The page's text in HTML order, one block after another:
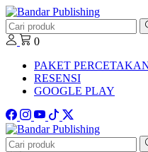
0
PAKET
RESENSI
GOOGLE PLAY